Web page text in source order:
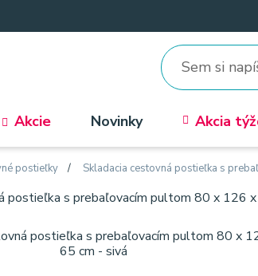
Akcie Novinky Akcia
postieľky Skladacia cestovná postieľka s